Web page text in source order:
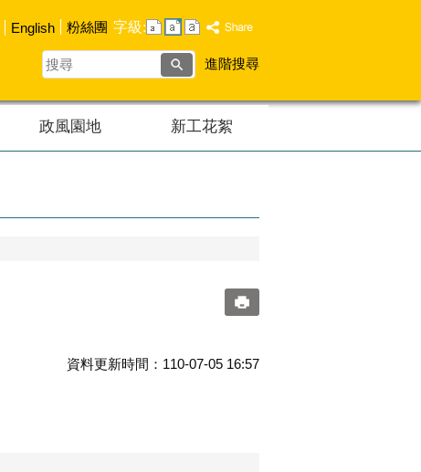
English 粉絲團 字級:
搜
尋
進階搜尋
政風園地 新工花絮
資料更新時間：110-07-05 16:57